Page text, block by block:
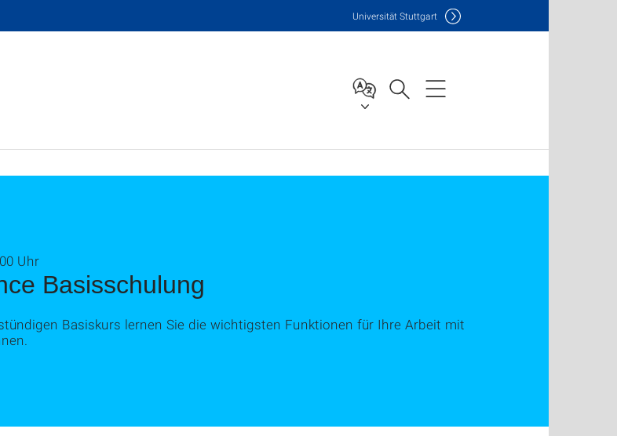
Universität Stuttgart
Basisschulung
Uhr
Basiskurs lernen Sie die wichtigsten Funktionen für Ihre Arbeit mit